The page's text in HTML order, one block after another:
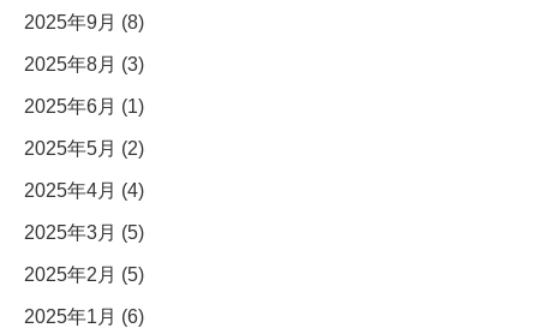
2025年9月 (8)
2025年8月 (3)
2025年6月 (1)
2025年5月 (2)
2025年4月 (4)
2025年3月 (5)
2025年2月 (5)
2025年1月 (6)